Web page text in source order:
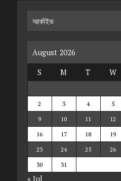
আর্কাইভ
August 2026
S
M T W
2
3 4 5
9
10 11 12
16
17 18 19
23
24 25 26
30
31
« Jul